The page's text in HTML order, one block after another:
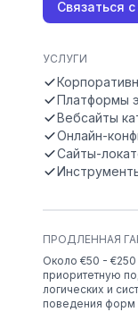
Связаться
УСЛУГИ
Платформы
Вебсайты
Онлайн-
Сайты-
ПРОДЛЕННАЯ
Около €50 - €250
приоритетную
логических и
поведения форм